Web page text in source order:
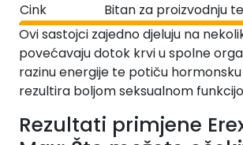
Cink
Bitan za proizvodnju
Ovi sastojci zajedno djeluju na
povećavaju dotok krvi u spolne
razinu energije te potiču
rezultira boljom seksualnom
Rezultati primjene